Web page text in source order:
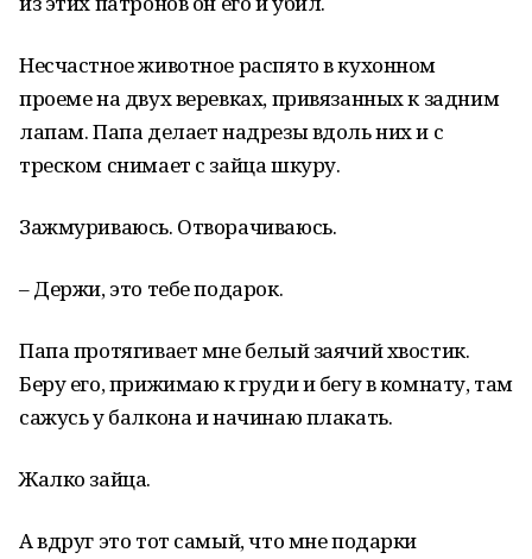
Несчастное животное распято в кухонном
проеме на двух веревках, привязанных к задним
лапам. Папа делает надрезы вдоль них и с
треском снимает с зайца шкуру.
Зажмуриваюсь. Отворачиваюсь.
– Держи, это тебе подарок.
Папа протягивает мне белый заячий хвостик.
Беру его, прижимаю к груди и бегу в комнату, там
сажусь у балкона и начинаю плакать.
Жалко зайца.
А вдруг это тот самый, что мне подарки